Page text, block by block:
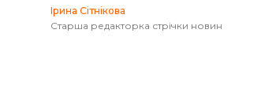
Ірина Сітнікова
Старша редакторка стрічки новин